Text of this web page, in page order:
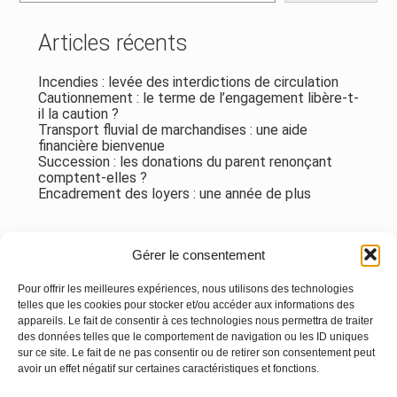
Gérer le consentement
Pour offrir les meilleures expériences, nous utilisons des technologies
telles que les cookies pour stocker et/ou accéder aux informations des
appareils. Le fait de consentir à ces technologies nous permettra de traiter
des données telles que le comportement de navigation ou les ID uniques
sur ce site. Le fait de ne pas consentir ou de retirer son consentement peut
avoir un effet négatif sur certaines caractéristiques et fonctions.
Articles récents
Incendies : levée des interdictions de circulation
Cautionnement : le terme de l’engagement libère-t-
il la caution ?
Transport fluvial de marchandises : une aide
financière bienvenue
Succession : les donations du parent renonçant
comptent-elles ?
Encadrement des loyers : une année de plus
Aucun commentaire à afficher.